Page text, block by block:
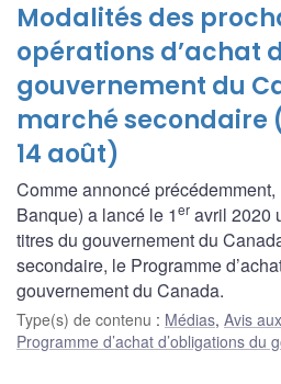
Modalités des
opérations d’achat
gouvernement du
marché secondaire
14 août)
Comme annoncé
Banque) a lancé le 1er avril 2020
titres du gouvernement du
secondaire, le Programme
gouvernement du Canada.
Type(s) de contenu : Médias, Avis
Programme d’achat d’obligations du